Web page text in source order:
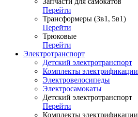
Перейти
Трансформеры (3в1, 5в1)
Перейти
Трюковые
Перейти
Электротранспорт
Детский электротранспорт
Комплекты электрификации
Электровелосипеды
Электросамокаты
Детский электротранспорт
Перейти
Комплекты электрификации